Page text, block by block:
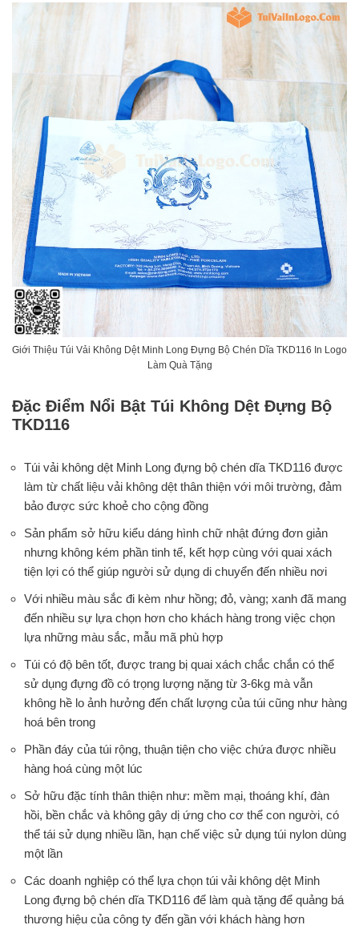
Giới Thiệu Túi Vải Không Dệt Minh Long Đựng Bộ Chén Dĩa TKD116 In Logo
Làm Quà Tặng
Đặc Điểm Nổi Bật Túi Không Dệt Đựng Bộ
TKD116
Túi vải không dệt Minh Long đựng bộ chén dĩa TKD116 được
làm từ chất liệu vải không dệt thân thiện với môi trường, đảm
bảo được sức khoẻ cho cộng đồng
Sản phẩm sở hữu kiểu dáng hình chữ nhật đứng đơn giản
nhưng không kém phần tinh tế, kết hợp cùng với quai xách
tiện lợi có thể giúp người sử dụng di chuyển đến nhiều nơi
Với nhiều màu sắc đi kèm như hồng; đỏ, vàng; xanh đã mang
đến nhiều sự lựa chọn hơn cho khách hàng trong việc chọn
lựa những màu sắc, mẫu mã phù hợp
Túi có độ bên tốt, được trang bị quai xách chắc chắn có thể
sử dụng đựng đồ có trọng lượng nặng từ 3-6kg mà vẫn
không hề lo ảnh hưởng đến chất lượng của túi cũng như hàng
hoá bên trong
Phần đáy của túi rộng, thuận tiện cho việc chứa được nhiều
hàng hoá cùng một lúc
Sở hữu đặc tính thân thiện như: mềm mại, thoáng khí, đàn
hồi, bền chắc và không gây dị ứng cho cơ thể con người, có
thể tái sử dụng nhiều lần, hạn chế việc sử dụng túi nylon dùng
một lần
Các doanh nghiệp có thể lựa chọn túi vải không dệt Minh
Long đựng bộ chén dĩa TKD116 để làm quà tặng để quảng bá
thương hiệu của công ty đến gần với khách hàng hơn